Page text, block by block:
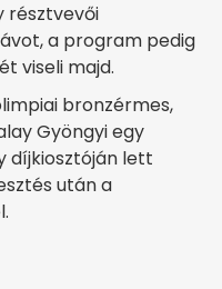
résztvevői
a program pedig
viseli majd.
bronzérmes,
Gyöngyi egy
díjkiosztóján lett
után a